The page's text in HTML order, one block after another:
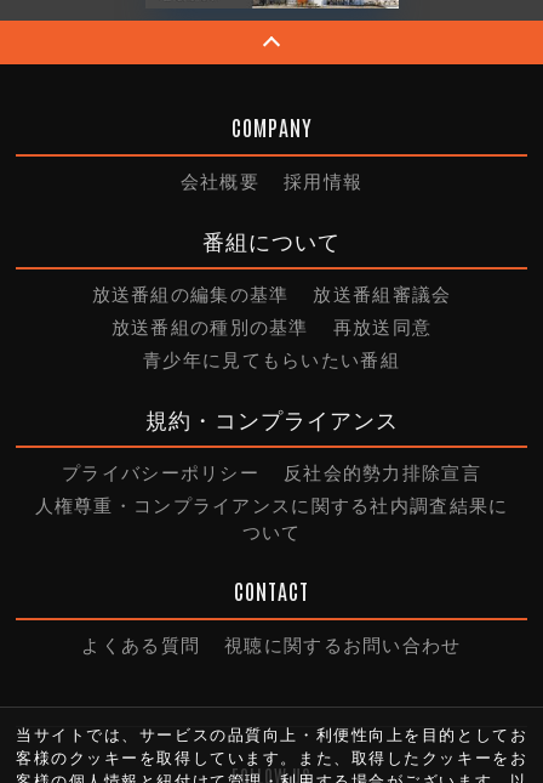
COMPANY
会社概要 採用情報
番組について
放送番組の編集の基準
放送番組審議会
放送番組の種別の基準
再放送同意
青少年に見てもらいたい番組
規約・コンプライアンス
プライバシーポリシー
反社会的勢力排除宣言
人権尊重・コンプライアンスに関する社内調査結果に
ついて
CONTACT
よくある質問 視聴に関するお問い合わせ
FOLLOW US
当サイトでは、サービスの品質向上・利便性向上を目的としてお
客様のクッキーを取得しています。また、取得したクッキーをお